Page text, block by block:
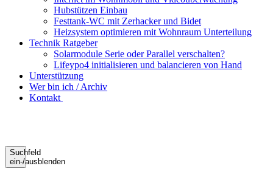
Hubstützen Einbau
Festtank-WC mit Zerhacker und Bidet
Heizsystem optimieren mit Wohnraum Unterteilung
Technik Ratgeber
Solarmodule Serie oder Parallel verschalten?
Lifeypo4 initialisieren und balancieren von Hand
Unterstützung
Wer bin ich / Archiv
Kontakt
Suchfeld
ein-/ausblenden